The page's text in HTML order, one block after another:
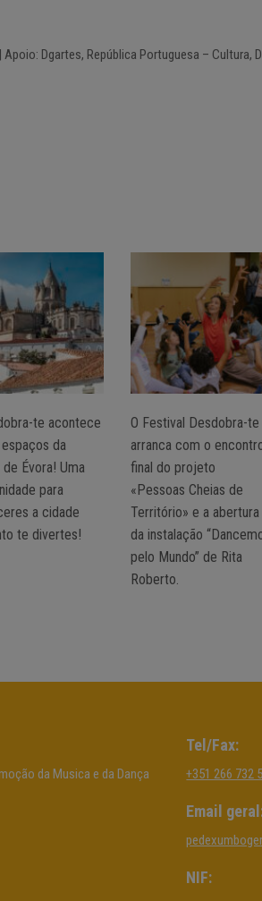
Dgartes, República Portuguesa – Cultura,
te acontece
da
Évora! Uma
para
a cidade
te divertes!
O Festival Desdobra-te
arranca com o
final do projeto
«Pessoas Cheias de
Território» e a abertura
da instalação
pelo Mundo” de Rita
Roberto.
da Musica e da Dança
Tel/Fax:
+351 266 732
Email
NIF: